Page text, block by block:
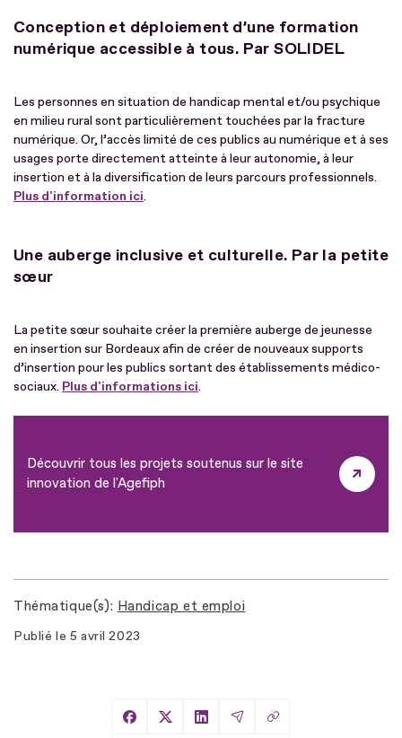
Conception et déploiement d’une formation
numérique accessible à tous. Par SOLIDEL
Les personnes en situation de handicap mental et/ou psychique
en milieu rural sont particulièrement touchées par la fracture
numérique. Or, l’accès limité de ces publics au numérique et à ses
usages porte directement atteinte à leur autonomie, à leur
insertion et à la diversification de leurs parcours professionnels.
Plus d'information ici.
Une auberge inclusive et culturelle. Par la petite
sœur
La petite sœur souhaite créer la première auberge de jeunesse
en insertion sur Bordeaux afin de créer de nouveaux supports
d’insertion pour les publics sortant des établissements médico-
sociaux. Plus d'informations ici.
Découvrir tous les projets soutenus sur le site
innovation de l'Agefiph
Thématique(s) Handicap et emploi
Publié le 5 avril 2023
Partager sur Facebook
Partager sur X
Partager sur LinkedIn
Partager par Email
Copier le lien